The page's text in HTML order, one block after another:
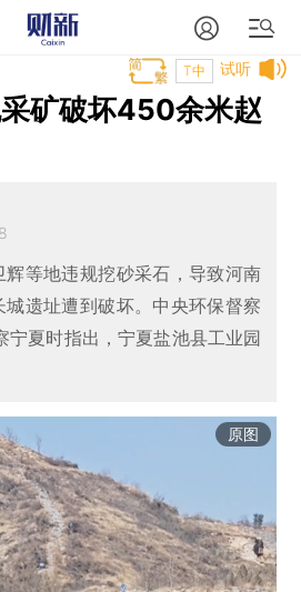
试听
T中
矿破坏450余米赵
等地违规挖砂采石，导致河南
遗址遭到破坏。中央环保督察
宁夏时指出，宁夏盐池县工业园
原图